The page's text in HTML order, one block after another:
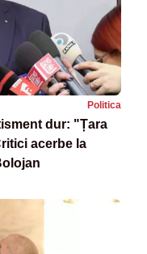
Politica
dur: "Țara
acerbe la